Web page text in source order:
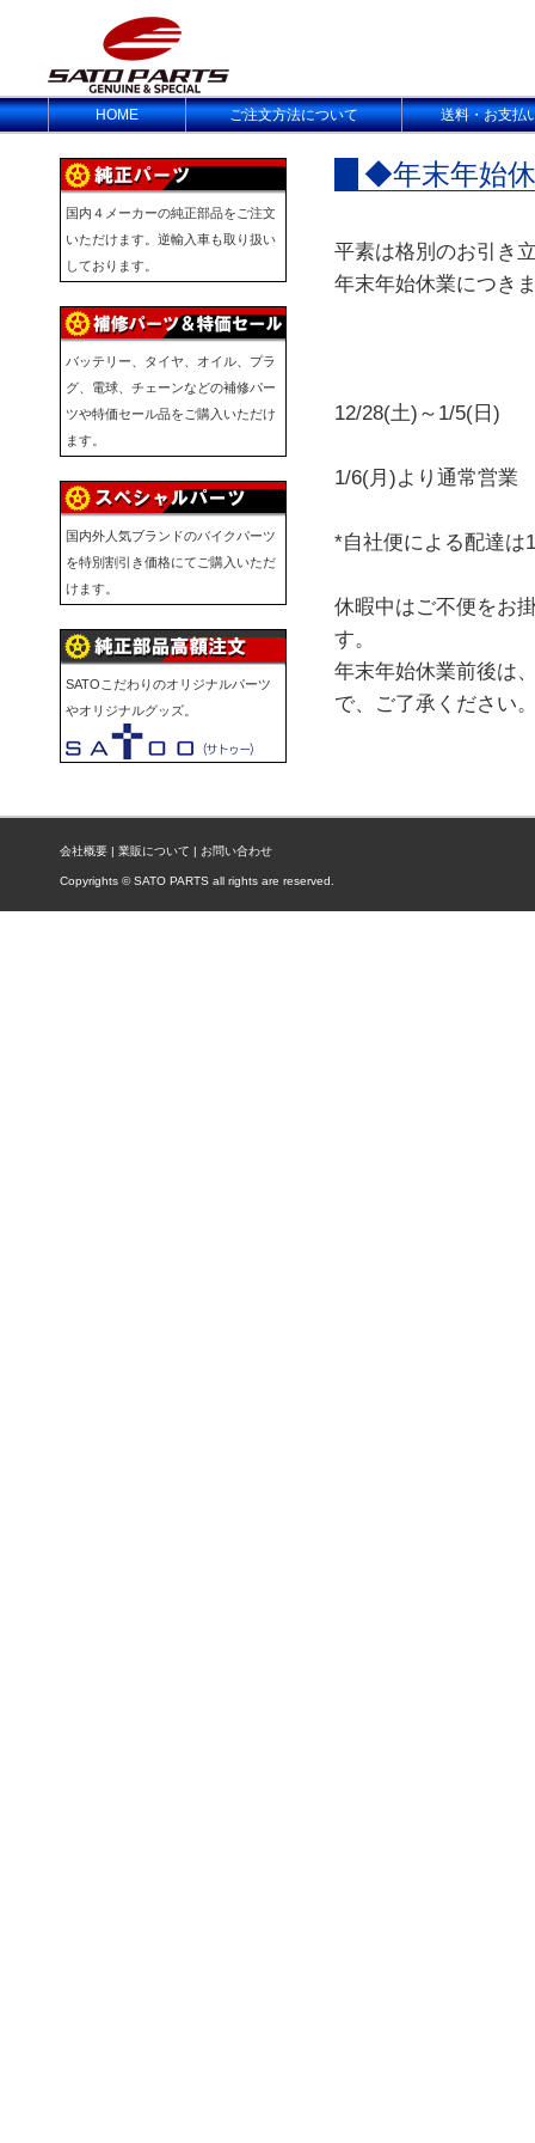
HOME ご注文方法について 送料・お支払
国内４メーカーの純正部品をご注文
いただけます。逆輸入車も取り扱い
しております。
バッテリー、タイヤ、オイル、プラ
グ、電球、チェーンなどの補修パー
ツや特価セール品をご購入いただけ
ます。
国内外人気ブランドのバイクパーツ
を特別割引き価格にてご購入いただ
けます。
SATOこだわりのオリジナルパーツ
やオリジナルグッズ。
◆年末年始
平素は格別のお引き
年末年始休業につき
12/28(土)～1/5(日)
1/6(月)より通常営業
*自社便による配達は
休暇中はご不便をお
す。
年末年始休業前後は
で、ご了承くださ
会社概要 | 業販について | お問い合わせ
Copyrights © SATO PARTS all rights are reserved.